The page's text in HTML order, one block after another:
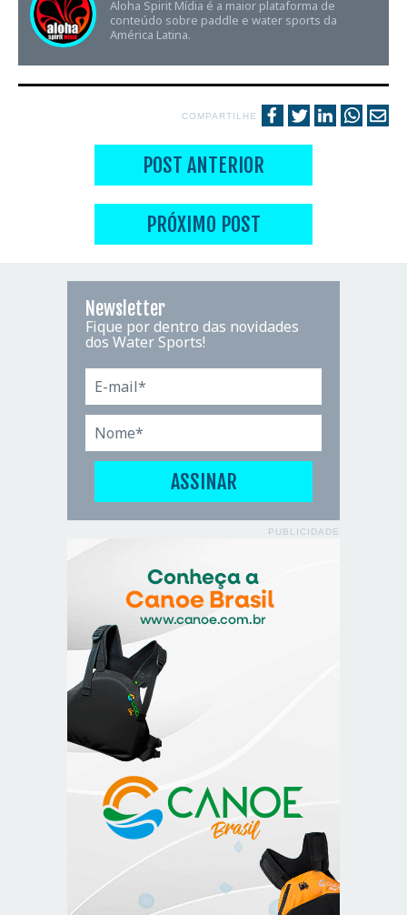
Aloha Spirit Mídia é a maior plataforma de
conteúdo sobre paddle e water sports da
América Latina.
COMPARTILHE
POST ANTERIOR
PRÓXIMO POST
Newsletter
Fique por dentro das novidades
dos Water Sports!
PUBLICIDADE